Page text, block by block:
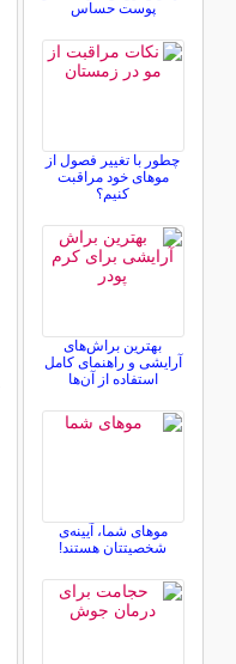
پوست حساس
چطور با تغییر فصول از
موهای خود مراقبت
کنیم؟
بهترین براش‌های
آرایشی و راهنمای کامل
استفاده از آن‌ها
موهای شما، آیینه‌ی
شخصیتتان هستند!